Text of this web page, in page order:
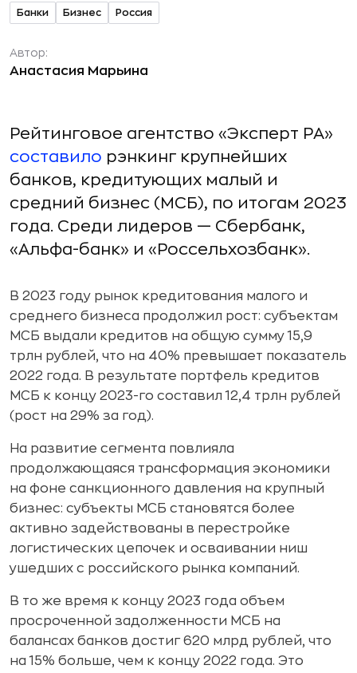
Банки Бизнес Россия
Автор:
Анастасия Марьина
Рейтинговое агентство «Эксперт РА»
составило рэнкинг крупнейших
банков, кредитующих малый и
средний бизнес (МСБ), по итогам 2023
года. Среди лидеров — Сбербанк,
«Альфа-банк» и «Россельхозбанк».
В 2023 году рынок кредитования малого и
среднего бизнеса продолжил рост: субъектам
МСБ выдали кредитов на общую сумму 15,9
трлн рублей, что на 40% превышает показатель
2022 года. В результате портфель кредитов
МСБ к концу 2023-го составил 12,4 трлн рублей
(рост на 29% за год).
На развитие сегмента повлияла
продолжающаяся трансформация экономики
на фоне санкционного давления на крупный
бизнес: субъекты МСБ становятся более
активно задействованы в перестройке
логистических цепочек и осваивании ниш
ушедших с российского рынка компаний.
В то же время к концу 2023 года объем
просроченной задолженности МСБ на
балансах банков достиг 620 млрд рублей, что
на 15% больше, чем к концу 2022 года. Это